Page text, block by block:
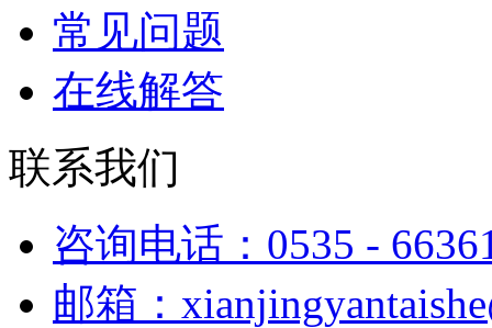
常见问题
在线解答
联系我们
咨询电话：0535 -
邮箱：